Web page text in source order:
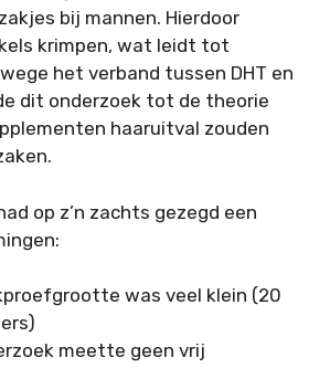
bij mannen. Hierdoor
krimpen, wat leidt tot
het verband tussen DHT en
dit onderzoek tot de theorie
haaruitval zouden
op z’n zachts gezegd een
was veel klein (20
meette geen vrij